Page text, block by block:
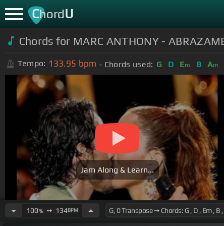
ChordU
Chords for MARC ANTHONY -
Tempo: 133.95 bpm Chords used: G D Em B Am
Jam Along & Learn...
100%➙ 134BPM